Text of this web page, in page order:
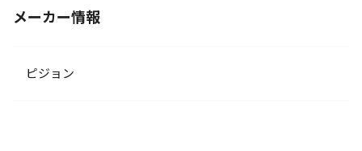
メーカー情報
ピジョン